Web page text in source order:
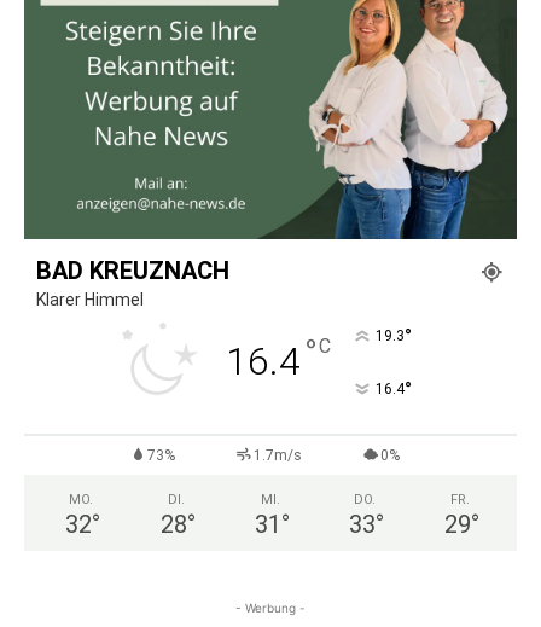
BAD KREUZNACH
Klarer Himmel
16.4°C 19.3°
16.4°
73% 1.7m/s 0%
MO.
32°
DI.
28°
MI.
31 °
DO.
33°
FR.
29°
- Werbung -